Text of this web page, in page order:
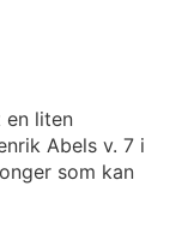
liten
Abels v. 7 i
som kan